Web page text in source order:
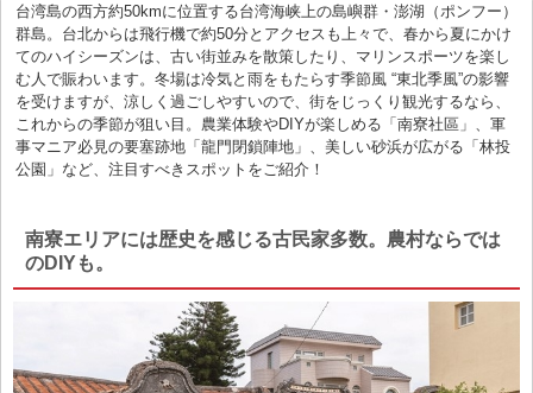
台湾島の西方約50kmに位置する台湾海峡上の島嶼群・澎湖（ポンフー）
群島。台北からは飛行機で約50分とアクセスも上々で、春から夏にかけ
てのハイシーズンは、古い街並みを散策したり、マリンスポーツを楽し
む人で賑わいます。冬場は冷気と雨をもたらす季節風 “東北季風”の影響
を受けますが、涼しく過ごしやすいので、街をじっくり観光するなら、
これからの季節が狙い目。農業体験やDIYが楽しめる「南寮社區」、軍
事マニア必見の要塞跡地「龍門閉鎖陣地」、美しい砂浜が広がる「林投
公園」など、注目すべきスポットをご紹介！
南寮エリアには歴史を感じる古民家多数。農村ならでは
のDIYも。